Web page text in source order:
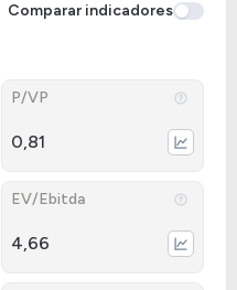
Comparar indicadores
P/VP
0,81
EV/Ebitda
4,66